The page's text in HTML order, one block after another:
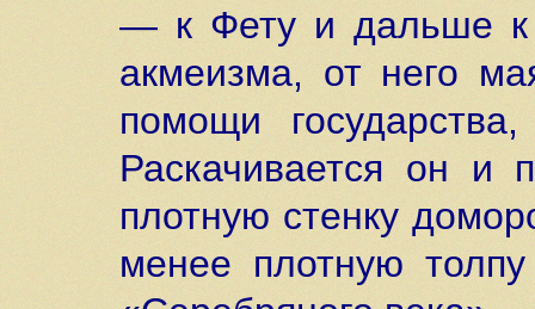
— к Фету и дальше к
акмеизма, от него
помощи
Раскачивается он и
плотную стенку
менее плотную